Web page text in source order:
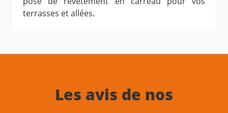
terrasses et allées.
Les avis de nos